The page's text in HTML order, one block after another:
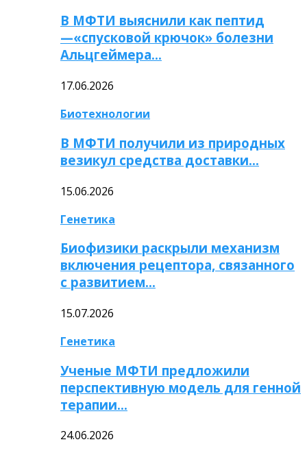
В МФТИ выяснили как пептид
—«спусковой крючок» болезни
Альцгеймера…
17.06.2026
Биотехнологии
В МФТИ получили из природных
везикул средства доставки…
15.06.2026
Генетика
Биофизики раскрыли механизм
включения рецептора, связанного
с развитием…
15.07.2026
Генетика
Ученые МФТИ предложили
перспективную модель для генной
терапии…
24.06.2026